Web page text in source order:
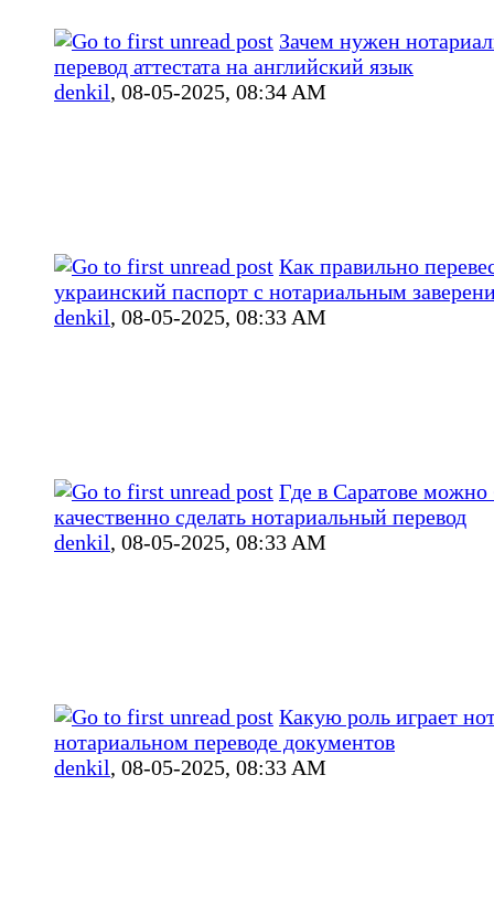
Зачем нужен
перевод аттестата на английский язык
denkil, 08-05-2025, 08:34 AM
Как правильно
украинский паспорт с нотариальным
denkil, 08-05-2025, 08:33 AM
Где в Саратове можно
качественно сделать нотариальный перевод
denkil, 08-05-2025, 08:33 AM
Какую роль играет
нотариальном переводе документов
denkil, 08-05-2025, 08:33 AM